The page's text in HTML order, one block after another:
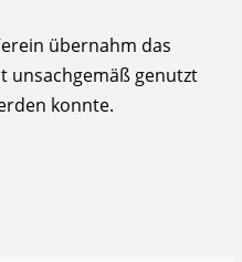
übernahm das
unsachgemäß genutzt
konnte.